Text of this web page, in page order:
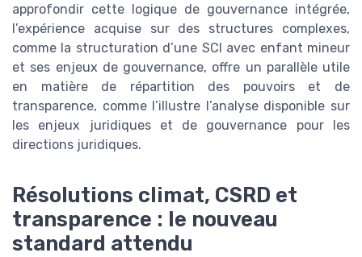
approfondir cette logique de gouvernance intégrée,
l’expérience acquise sur des structures complexes,
comme la structuration d’une SCI avec enfant mineur
et ses enjeux de gouvernance, offre un parallèle utile
en matière de répartition des pouvoirs et de
transparence, comme l’illustre l’analyse disponible sur
les enjeux juridiques et de gouvernance pour les
directions juridiques.
Résolutions climat, CSRD et
transparence : le nouveau
standard attendu